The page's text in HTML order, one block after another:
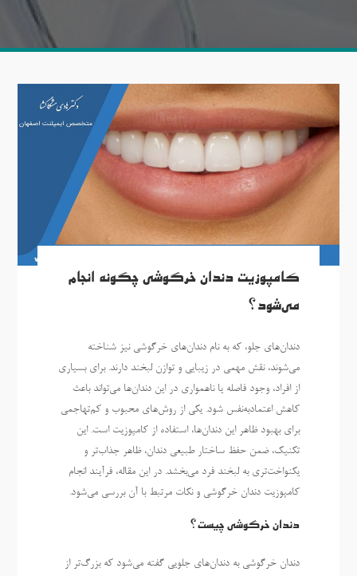
کامپوزیت دندان خرگوشی چگونه انجام
می‌شود؟
دندان‌های جلو، که به نام دندان‌های خرگوشی نیز شناخته
می‌شوند، نقش مهمی در زیبایی و توازن لبخند دارند. برای بسیاری
از افراد، وجود فاصله یا ناهمواری در این دندان‌ها می‌تواند باعث
کاهش اعتمادبه‌نفس شود. یکی از روش‌های محبوب و کم‌تهاجمی
برای بهبود ظاهر این دندان‌ها، استفاده از کامپوزیت است. این
تکنیک، ضمن حفظ ساختار طبیعی دندان، ظاهر جذاب‌تر و
یکنواخت‌تری به لبخند فرد می‌بخشد. در این مقاله، فرآیند انجام
کامپوزیت دندان خرگوشی و نکات مرتبط با آن بررسی می‌شود.
دندان خرگوشی چیست؟
دندان خرگوشی به دندان‌های جلویی گفته می‌شود که بزرگ‌تر از